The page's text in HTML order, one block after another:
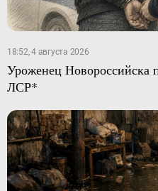
18:52, 4 августа 2026
Уроженец Новороссийска
ЛСР*